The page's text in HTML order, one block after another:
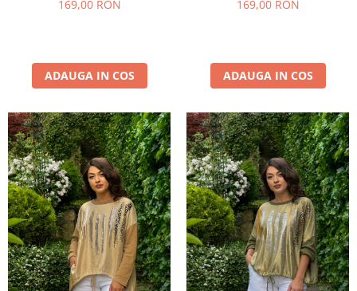
169,00 RON
ADAUGA IN COS
169,00 RON
ADAUGA IN COS